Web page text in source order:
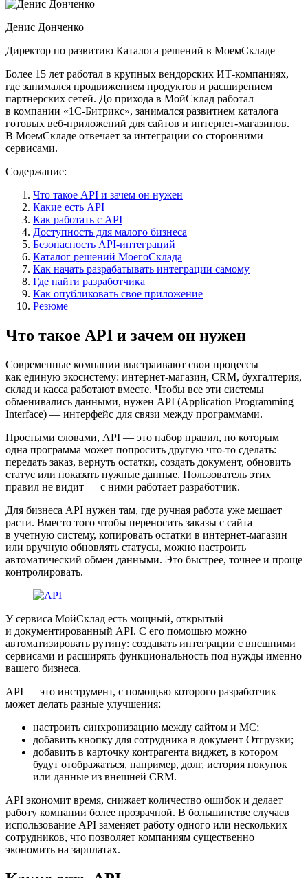
Денис Донченко
Директор по развитию Каталога решений в МоемСкладе
Более 15 лет работал в крупных вендорских ИТ-компаниях,
где занимался продвижением продуктов и расширением
партнерских сетей. До прихода в МойСклад работал
в компании «1С-Битрикс», занимался развитием каталога
готовых веб-приложений для сайтов и интернет-магазинов.
В МоемСкладе отвечает за интеграции со сторонними
сервисами.
Содержание:
Что такое API и зачем он нужен
Какие есть API
Как работать с API
Доступность для малого бизнеса
Безопасность API-интеграций
Каталог решений МоегоСклада
Как начать разрабатывать интеграции самому
Где найти разработчика
Как опубликовать свое приложение
Резюме
Что такое API и зачем он нужен
Современные компании выстраивают свои процессы
как единую экосистему: интернет-магазин, CRM, бухгалтерия,
склад и касса работают вместе. Чтобы все эти системы
обменивались данными, нужен API (Application Programming
Interface) — интерфейс для связи между программами.
Простыми словами, API — это набор правил, по которым
одна программа может попросить другую что-то сделать:
передать заказ, вернуть остатки, создать документ, обновить
статус или показать нужные данные. Пользователь этих
правил не видит — с ними работает разработчик.
Для бизнеса API нужен там, где ручная работа уже мешает
расти. Вместо того чтобы переносить заказы с сайта
в учетную систему, копировать остатки в интернет-магазин
или вручную обновлять статусы, можно настроить
автоматический обмен данными. Это быстрее, точнее и проще
контролировать.
У сервиса МойСклад есть мощный, открытый
и документированный API. С его помощью можно
автоматизировать рутину: создавать интеграции с внешними
сервисами и расширять функциональность под нужды именно
вашего бизнеса.
API — это инструмент, с помощью которого разработчик
может делать разные улучшения:
настроить синхронизацию между сайтом и МС;
добавить кнопку для сотрудника в документ Отгрузки;
добавить в карточку контрагента виджет, в котором
будут отображаться, например, долг, история покупок
или данные из внешней CRM.
API экономит время, снижает количество ошибок и делает
работу компании более прозрачной. В большинстве случаев
использование API заменяет работу одного или нескольких
сотрудников, что позволяет компаниям существенно
экономить на зарплатах.